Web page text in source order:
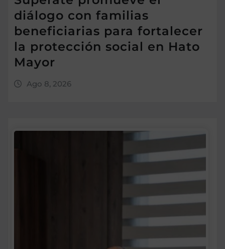
diálogo con familias
beneficiarias para fortalecer
la protección social en Hato
Mayor
Ago 8, 2026